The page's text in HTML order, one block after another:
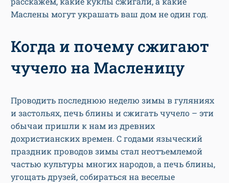
Маслены могут украшать ваш дом не один год.
Когда и почему сжигают
чучело на Масленицу
Проводить последнюю неделю зимы в гуляниях
и застольях, печь блины и сжигать чучело – эти
обычаи пришли к нам из древних
дохристианских времен. С годами языческий
праздник проводов зимы стал неотъемлемой
частью культуры многих народов, а печь блины,
угощать друзей, собираться на веселые